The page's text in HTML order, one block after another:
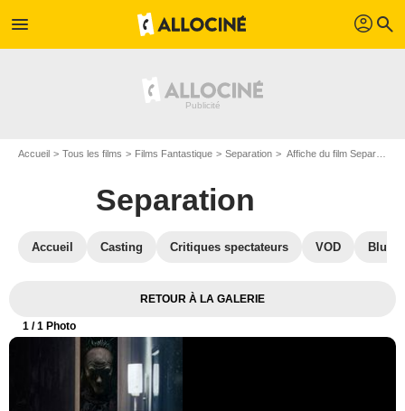
menu profil search
Accueil Tous les films Films Fantastique Separation Affiche du film Separation - Photo 1
Separation
Accueil Casting Critiques spectateurs VOD Blu-
RETOUR À LA GALERIE
1 / 1 Photo